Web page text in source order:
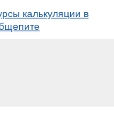
калькуляции в